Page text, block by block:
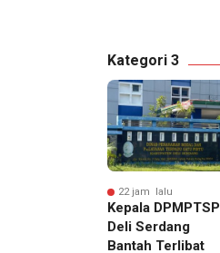
Kategori 3
22 jam lalu
Kepala DPMPTSP
Deli Serdang
Bantah Terlibat